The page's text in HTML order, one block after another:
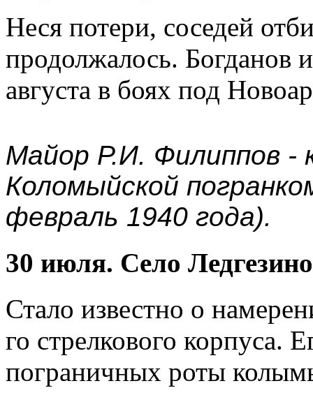
Неся потери, соседей
продолжалось. Богданов
августа в боях под
Майор Р.И. Филиппов -
Коломыйской
февраль 1940 года).
30 июля. Село
Стало известно о
го стрелкового корпуса.
пограничных роты